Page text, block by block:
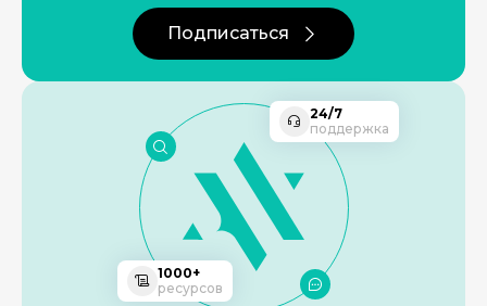
Подписаться
1000+
ресурсов
24/7
поддержка